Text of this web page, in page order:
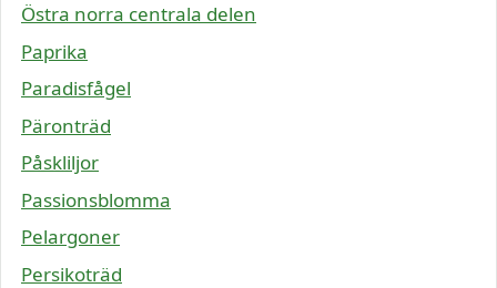
Östra norra centrala delen
Paprika
Paradisfågel
Päronträd
Påskliljor
Passionsblomma
Pelargoner
Persikoträd